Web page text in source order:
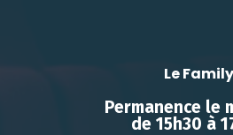
Le Family
Permanence le
de 15h30 à